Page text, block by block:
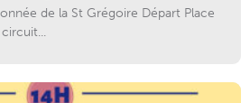
de la St Grégoire Départ Place